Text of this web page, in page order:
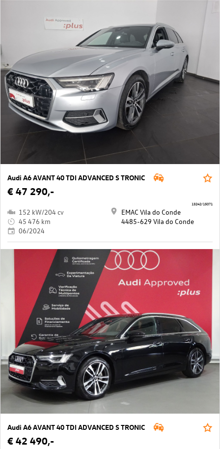
Audi A6 AVANT 40 TDI ADVANCED S TRONIC
€ 47 290,-
152 kW/204 cv
45 476 km
06/2024
EMAC Vila do Conde
4485-629 Vila do Conde
13242/15071
Audi A6 AVANT 40 TDI ADVANCED S TRONIC
€ 42 490,-